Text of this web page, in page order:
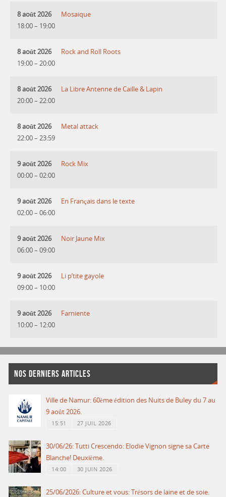
8 août 2026
18:00– 19:00
Mosaique
8 août 2026
19:00– 20:00
Rock and Roll Roots
8 août 2026
20:00– 22:00
La Libre Antenne de Caille & Lapin
8 août 2026
22:00– 23:59
Metal attack
9 août 2026
00:00– 02:00
Rock Mix
9 août 2026
02:00– 06:00
En Français dans le texte
9 août 2026
06:00– 09:00
Noir Jaune Mix
9 août 2026
09:00– 10:00
Li p’tite gayole
9 août 2026
10:00– 12:00
Farniente
NOS DERNIERS ARTICLES
Ville de Namur: 60ème édition des Nuits de Buley du 7 au
9 août 2026.
15:51 27 JUIL 2026
30/06/26: Tutti Crescendo: Elodie Vignon signe sa Carte
Blanche! Deuxième.
14:00 30 JUIN 2026
25/06/2026: Culture et vous: Trésors de laine et de soie.